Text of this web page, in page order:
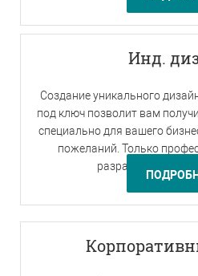
Инд.
Создание уникального
под ключ позволит вам
специально для вашего
пожеланий. Только
разработки